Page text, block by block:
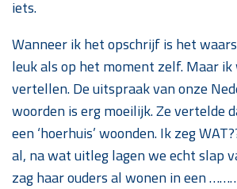
iets.
Wanneer ik het opschrijf is het
leuk als op het moment zelf. Maar
vertellen. De uitspraak van onze
woorden is erg moeilijk. Ze vertelde
een ‘hoerhuis’ woonden. Ik zeg
al, na wat uitleg lagen we echt slap
zag haar ouders al wonen in een